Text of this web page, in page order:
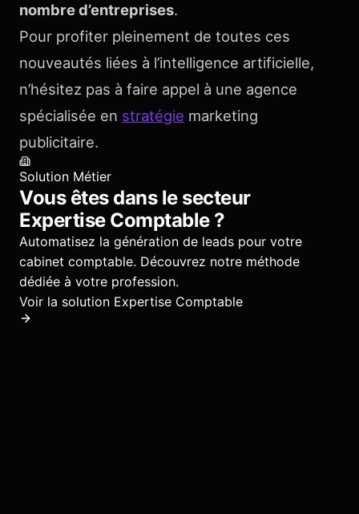
nombre d’entreprises.
Pour profiter pleinement de toutes ces
nouveautés liées à l’intelligence artificielle,
n’hésitez pas à faire appel à une agence
spécialisée en stratégie marketing
publicitaire.
Solution Métier
Vous êtes dans le secteur
Expertise Comptable?
Automatisez la génération de leads pour votre
cabinet comptable. Découvrez notre méthode
dédiée à votre profession.
Voir la solution Expertise Comptable